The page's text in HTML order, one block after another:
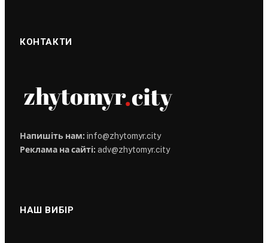
КОНТАКТИ
Напишіть нам: info@zhytomyr.city
Реклама на сайті: adv@zhytomyr.city
НАШ ВИБІР